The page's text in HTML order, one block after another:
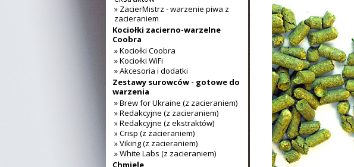
» ZacierMistrz - warzenie piwa z
zacieraniem
Kociołki zacierno-warzelne
Coobra
» Kociołki Coobra
» Kociołki WiFi
» Akcesoria i dodatki
Zestawy surowców - gotowe do
warzenia
» Brew for Ukraine (z zacieraniem)
» Redakcyjne (z zacieraniem)
» Redakcyjne (z ekstraktów)
» Crisp (z zacieraniem)
» Viking (z zacieraniem)
» White Labs (z zacieraniem)
Chmiele